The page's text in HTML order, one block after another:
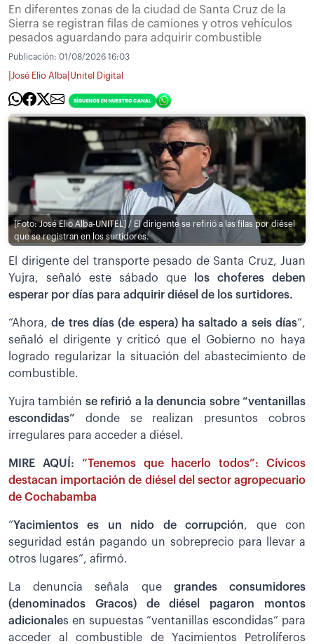
En diferentes zonas de la ciudad de Santa Cruz de la
Sierra se registran filas de camiones y otros vehículos
pesados aguardando para adquirir combustible
Publicación: 01/08/2026 16:03
José Elio Alba Unitel Digital
[Foto: José Elio Alba-UNITEL] / El dirigente se refirió a las filas por diésel
que se registran en los surtidores.
El dirigente del transporte pesado de Santa Cruz, Juan
Yujra, señaló este sábado que
los choferes deben
esperar por días para adquirir diésel de los surtidores.
“Ahora,de tres días (de espera) ha saltado a seis días”,
señaló el dirigente y criticó que el Gobierno no haya
logrado regularizar la situación del abastecimiento de
combustible.
Yujra también se refirió a la denuncia sobre “ventanillas
escondidas” donde se realizan presuntos cobros
irregulares para acceder a diésel.
MIRE AQUÍ: “Tenemos que hacerlo todos”: Cívicos
destacan importación de diésel del sector agropecuario
de Cochabamba
“Yacimientos es un nido de corrupción, que con
seguridad están pagando un sobreprecio para llevar a
otros lugares”, afirmó.
La denuncia señala quegrandes consumidores
(denominados Gracos) de diésel pagaron montos
adicionales en supuestas “ventanillas escondidas” para
acceder al combustible de Yacimientos Petrolíferos